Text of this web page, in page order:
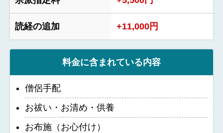
読経の追加 +11,000円
料金に含まれている内容
僧侶手配
お祓い・お清め・供養
お布施（お心付け）